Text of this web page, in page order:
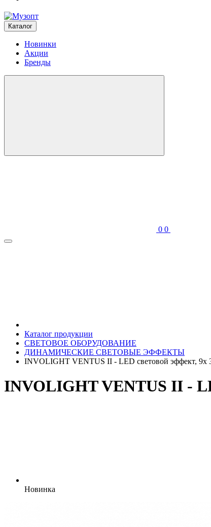
Каталог
Новинки
Акции
Бренды
0 0
Каталог продукции
СВЕТОВОЕ ОБОРУДОВАНИЕ
ДИНАМИЧЕСКИЕ СВЕТОВЫЕ ЭФФЕКТЫ
INVOLIGHT VENTUS II - LED световой эффект, 9х
INVOLIGHT VENTUS II -
Новинка